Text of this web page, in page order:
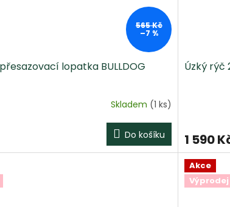
565 Kč
–7 %
lopatka BULLDOG
Skladem (1 ks)
Do košíku
Úzký rýč
1 590
Akce
Výprodej